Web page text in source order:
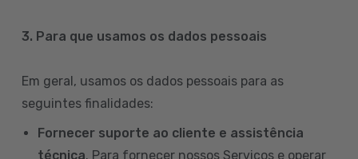
3. Para que usamos os dados pessoais
Em geral, usamos os dados pessoais para as
seguintes finalidades:
Fornecer suporte ao cliente e assistência
técnica. Para fornecer nossos Serviços e operar